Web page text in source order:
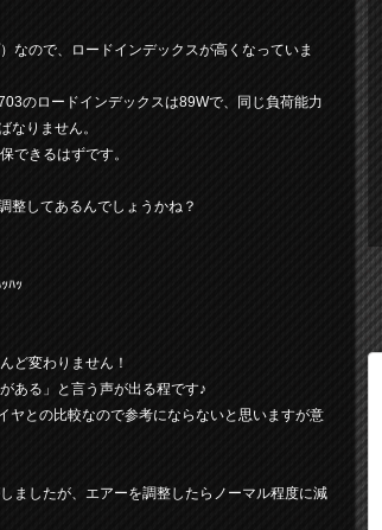
ので、ロードインデックスが高くなっていま
のロードインデックスは89Wで、同じ負荷能力
なりません。
できるはずです。
整してあるんでしょうかね？
ﾊｯ
ど変わりません！
ある」と言う声が出る程です♪
との比較なので参考にならないと思いますが意
ましたが、エアーを調整したらノーマル程度に減